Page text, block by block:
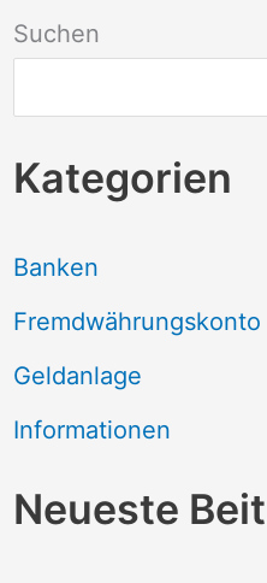
Suchen
Kategorien
Banken
Fremdwährungskonto
Geldanlage
Informationen
Neueste